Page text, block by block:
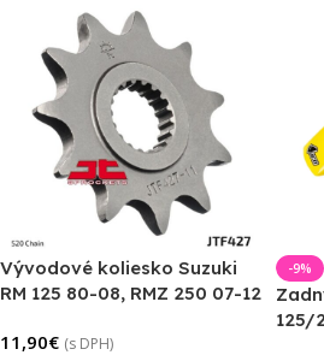
Vývodové koliesko Suzuki
RM 125 80-08, RMZ 250 07-12
11,90€ (s DPH)
-9%
125/